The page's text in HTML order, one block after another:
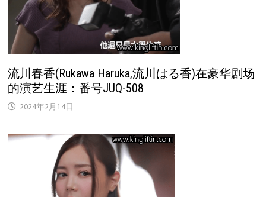
流川春香(Rukawa Haruka,流川はる香)在豪华剧场
的演艺生涯：番号JUQ-508
2024年2月14日